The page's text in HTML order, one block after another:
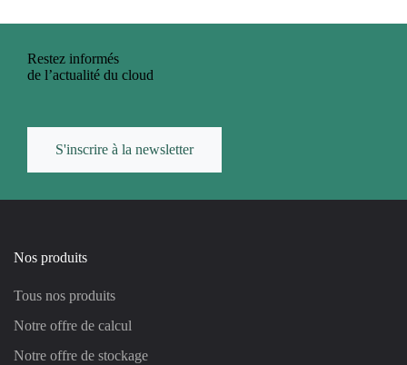
Restez informés
de l’actualité du cloud
S'inscrire à la newsletter
Nos produits
Tous nos produits
Notre offre de calcul
Notre offre de stockage